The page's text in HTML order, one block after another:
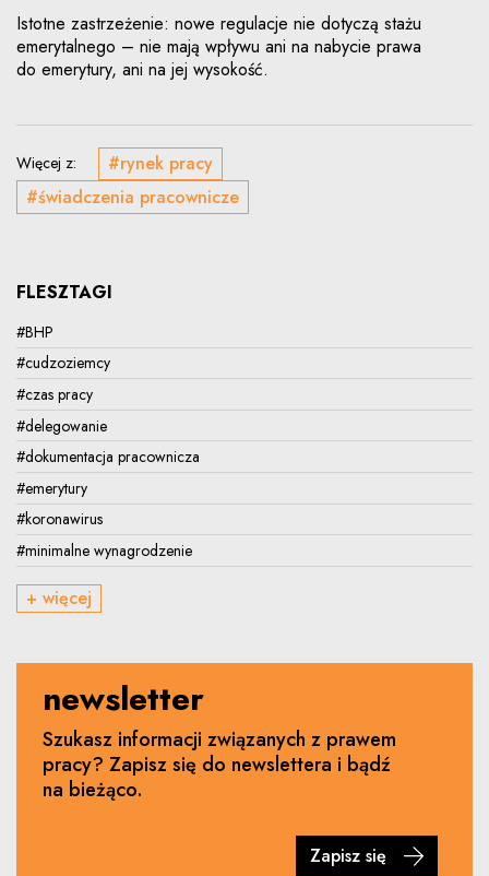
Istotne zastrzeżenie: nowe regulacje nie dotyczą stażu
emerytalnego – nie mają wpływu ani na nabycie prawa
do emerytury, ani na jej wysokość.
Więcej z:
#rynek pracy
#świadczenia pracownicze
FLESZTAGI
#BHP
#cudzoziemcy
#czas pracy
#delegowanie
#dokumentacja pracownicza
#emerytury
#koronawirus
#minimalne wynagrodzenie
+ więcej
newsletter
Szukasz informacji związanych z prawem
pracy? Zapisz się do newslettera i bądź
na bieżąco.
Zapisz się